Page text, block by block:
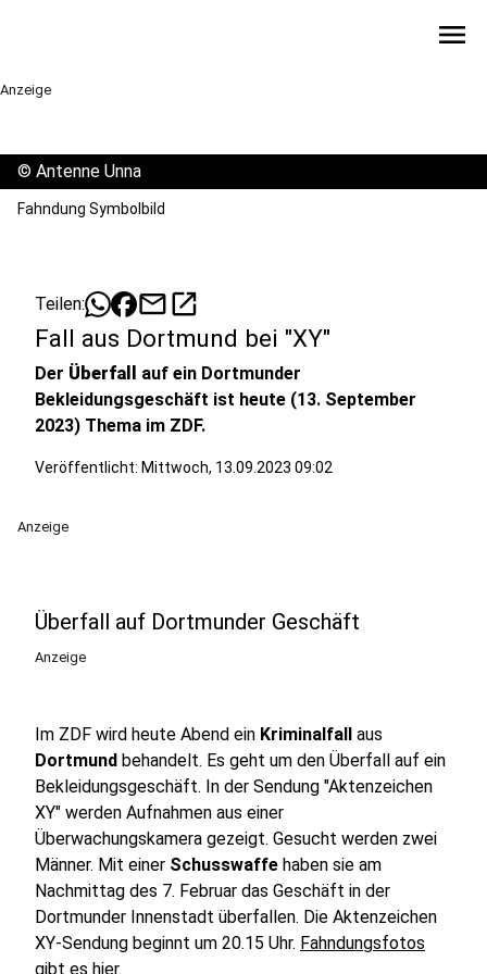
menu
Anzeige
© Antenne Unna
Fahndung Symbolbild
Teilen: mailopen_in_new
Fall aus Dortmund bei "XY"
Der Überfall
auf ein Dortmunder
Bekleidungsgeschäft ist heute (13. September
2023) Thema im ZDF.
Veröffentlicht: Mittwoch, 13.09.2023 09:02
Anzeige
Überfall auf Dortmunder Geschäft
Anzeige
Im ZDF wird heute Abend ein Kriminalfall aus
Dortmund behandelt. Es geht um den Überfall auf ein
Bekleidungsgeschäft. In der Sendung "Aktenzeichen
XY" werden Aufnahmen aus einer
Überwachungskamera gezeigt. Gesucht werden zwei
Männer. Mit einer Schusswaffe haben sie am
Nachmittag des 7. Februar das Geschäft in der
Dortmunder Innenstadt überfallen. Die Aktenzeichen
XY-Sendung beginnt um 20.15 Uhr. Fahndungsfotos
gibt es hier.